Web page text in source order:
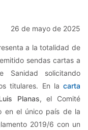
26 de mayo de 2025
a la totalidad de
sendas cartas a
Sanidad solicitando
titulares. En la carta
Planas, el Comité
en el único país de la
2019/6 con un